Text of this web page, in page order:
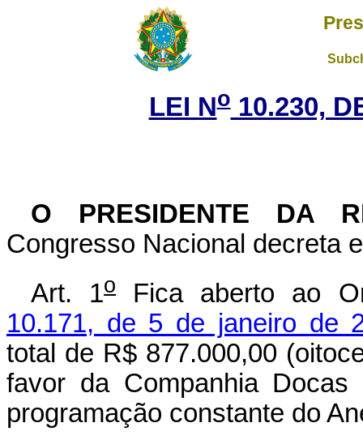
LEI No10.230,
O PRESIDENTE DA
Congresso Nacional decreta
Art. 1oFica aberto ao
10.171, de 5 de janeiro de
total de R$ 877.000,00
favor da Companhia
programação constante do